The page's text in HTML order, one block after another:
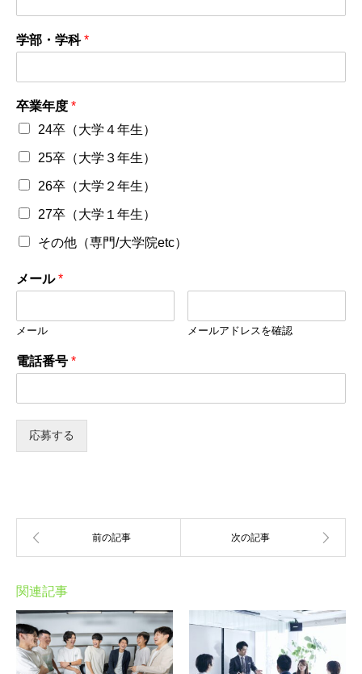
学部・学科*
卒業年度 *
24卒（大学４年生）
25卒（大学３年生）
26卒（大学２年生）
27卒（大学１年生）
その他（専門/大学院etc）
メール*
メール メールアドレスを確認
電話番号 *
応募する
関連記事